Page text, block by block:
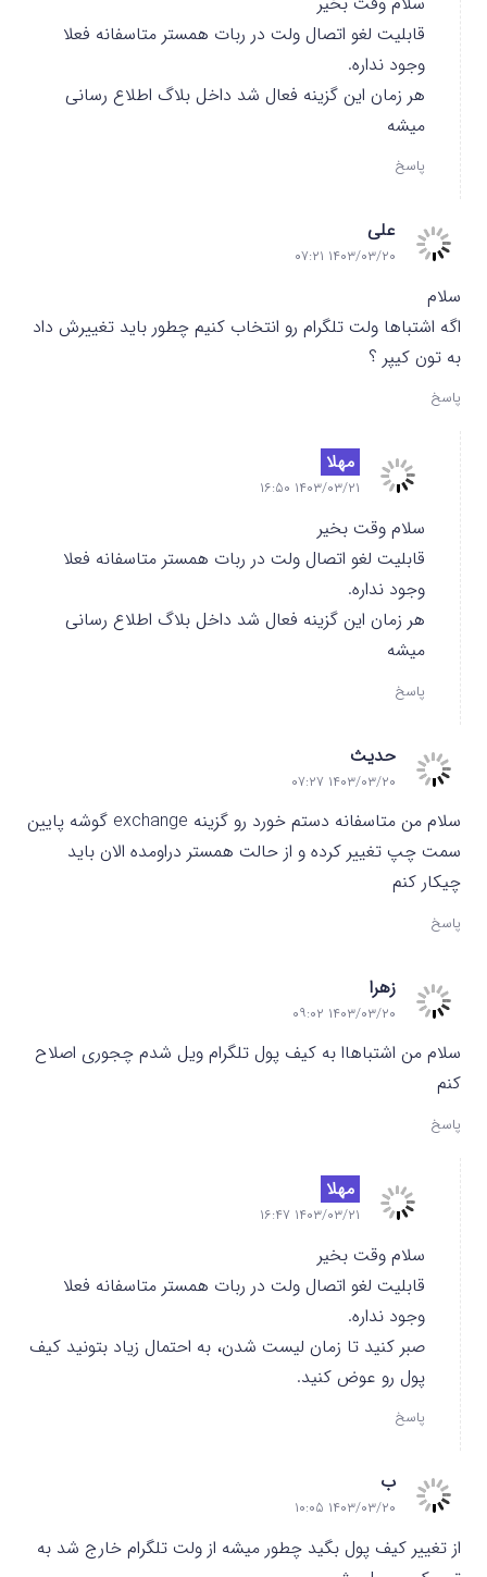
قابلیت لغو اتصال ولت در ربات همستر متاسفانه فعلا
وجود نداره.
هر زمان این گزینه فعال شد داخل بلاگ اطلاع رسانی
میشه
پاسخ
علی
۱۴۰۳/۰۳/۲۰ ۰۷:۲۱
سلام
اگه اشتباها ولت تلگرام رو انتخاب کنیم چطور باید تغییرش داد
به تون کیپر ؟
پاسخ
مهلا
۱۴۰۳/۰۳/۲۱ ۱۶:۵۰
سلام وقت بخیر
قابلیت لغو اتصال ولت در ربات همستر متاسفانه فعلا
وجود نداره.
هر زمان این گزینه فعال شد داخل بلاگ اطلاع رسانی
میشه
پاسخ
حدیث
۱۴۰۳/۰۳/۲۰ ۰۷:۲۷
سلام من متاسفانه دستم خورد رو گزینه exchange گوشه پایین
سمت چپ تغییر کرده و از حالت همستر دراومده الان باید
چیکار کنم
پاسخ
زهرا
۱۴۰۳/۰۳/۲۰ ۰۹:۰۲
سلام من اشتباهاا به کیف پول تلگرام ویل شدم چجوری اصلاح
کنم
پاسخ
مهلا
۱۴۰۳/۰۳/۲۱ ۱۶:۴۷
سلام وقت بخیر
قابلیت لغو اتصال ولت در ربات همستر متاسفانه فعلا
وجود نداره.
صبر کنید تا زمان لیست شدن، به احتمال زیاد بتونید کیف
پول رو عوض کنید.
پاسخ
ب
۱۴۰۳/۰۳/۲۰ ۱۰:۰۵
از تغییر کیف پول بگید چطور میشه از ولت تلگرام خارج شد به